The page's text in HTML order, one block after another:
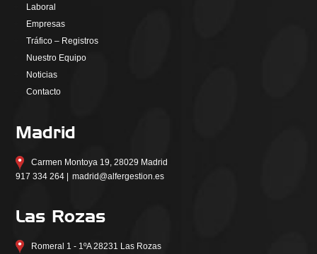
Laboral
Empresas
Tráfico – Registros
Nuestro Equipo
Noticias
Contacto
Madrid
Carmen Montoya 19, 28029 Madrid
917 334 264 | madrid@alfergestion.es
Las Rozas
Romeral 1 - 1ºA 28231 Las Rozas